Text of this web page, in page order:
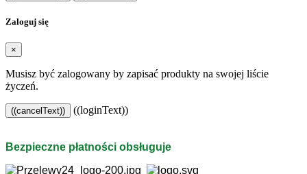
Zaloguj się
×
Musisz być zalogowany by zapisać produkty na swojej liście
życzeń.
((cancelText)) ((loginText))
Bezpieczne płatności obsługuje